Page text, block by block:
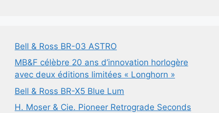
Bell & Ross BR-03 ASTRO
MB&F célèbre 20 ans d’innovation horlogère
avec deux éditions limitées « Longhorn »
Bell & Ross BR-X5 Blue Lum
H. Moser & Cie. Pioneer Retrograde Seconds